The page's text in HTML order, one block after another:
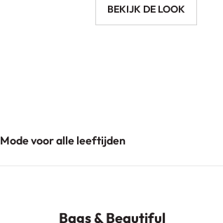
BEKIJK DE LOOK
Mode voor alle leeftijden
Bags & Beautiful